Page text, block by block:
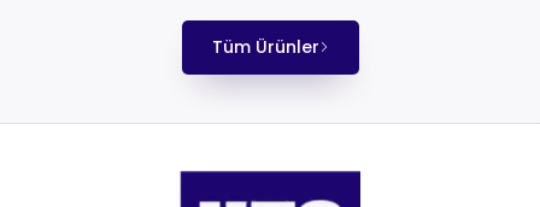
Tüm Ürünler